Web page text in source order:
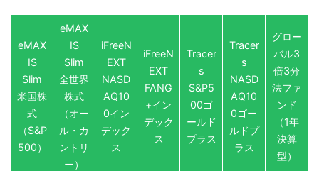
eMAX
IS
Slim
米国株
式
（S&P
500）
eMAX
IS
Slim
全世界
株式
（オー
ル・カ
ントリ
ー）
iFreeN
EXT
NASD
AQ10
0イン
デック
ス
iFreeN
EXT
FANG
+イン
デック
ス
Tracer
s
S&P5
00ゴ
ールド
プラス
Tracer
s
NASD
AQ10
0ゴー
ルドプ
ラス
グロー
バル3
倍3分
法ファ
ンド
（1年
決算
型）